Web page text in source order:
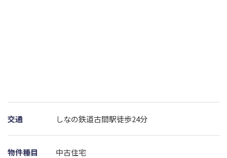
交通 しなの鉄道古間駅徒歩24分
物件種目 中古住宅